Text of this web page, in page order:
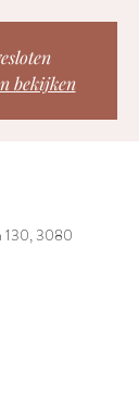
bekijken
130, 3080